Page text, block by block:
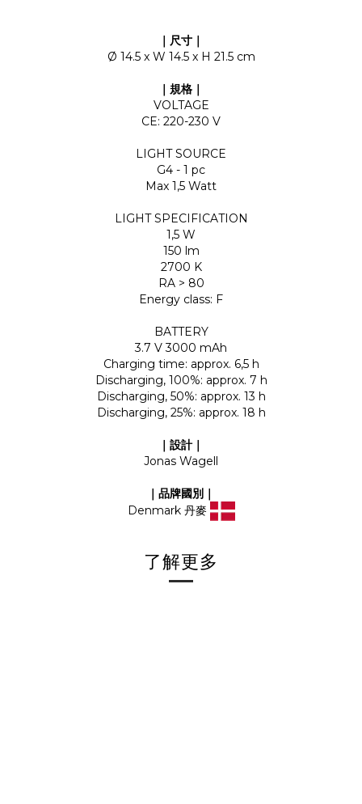
｜尺寸｜
Ø 14.5 x W 14.5 x H 21.5 cm
｜規格｜
VOLTAGE
CE: 220-230 V
LIGHT SOURCE
G4 - 1 pc
Max 1,5 Watt
LIGHT SPECIFICATION
1,5 W
150 lm
2700 K
RA > 80
Energy class: F
BATTERY
3.7 V 3000 mAh
Charging time: approx. 6,5 h
Discharging, 100%: approx. 7 h
Discharging, 50%: approx. 13 h
Discharging, 25%: approx. 18 h
｜設計｜
Jonas Wagell
｜品牌國別｜
Denmark 丹麥
了解更多